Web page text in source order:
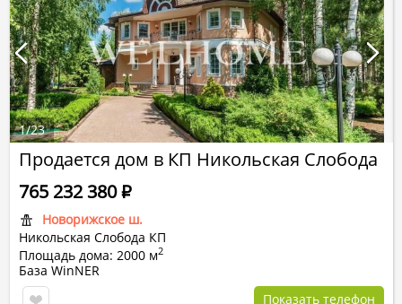
Продается дом в КП Никольская Слобода
Новорижское ш.
Никольская Слобода КП
Площадь дома: 2000 м2
765 232 380Р
База WinNER
Показать телефон
1/23